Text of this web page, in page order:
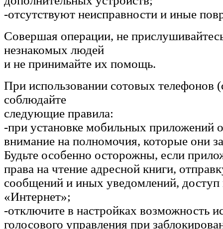
-отсутствуют неисправности и иные
Совершая операции, не
незнакомых людей
и не принимайте их помощь.
При использовании сотовых телефонов
соблюдайте
следующие правила:
-при установке мобильных приложений
внимание на полномочия, которые они
Будьте особенно осторожны, если
права на чтение адресной книги,
сообщений и иных уведомлений, доступ
«Интернет»;
-отключите в настройках возможность
голосового управления при